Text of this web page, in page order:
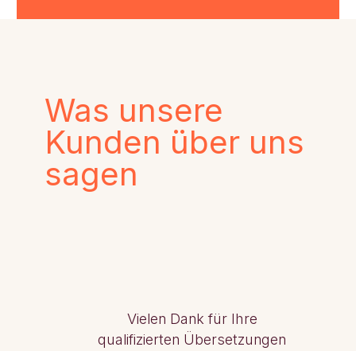
Was unsere
Kunden über uns
sagen
Vielen Dank für Ihre
qualifizierten Übersetzungen